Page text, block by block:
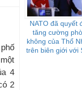
4
2
NATO đã quyết
tăng cường
không của Thổ
trên biên giới với